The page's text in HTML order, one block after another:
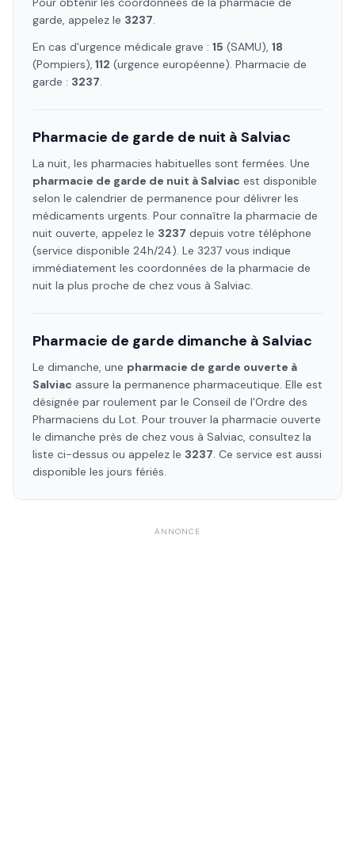
garde, appelez le 3237.
En cas d'urgence médicale grave : 15 (SAMU), 18
(Pompiers), 112 (urgence européenne). Pharmacie de
garde : 3237.
Pharmacie de garde de nuit à Salviac
La nuit, les pharmacies habituelles sont fermées. Une
pharmacie de garde de nuit à Salviac est disponible
selon le calendrier de permanence pour délivrer les
médicaments urgents. Pour connaître la pharmacie de
nuit ouverte, appelez le 3237 depuis votre téléphone
(service disponible 24h/24). Le 3237 vous indique
immédiatement les coordonnées de la pharmacie de
nuit la plus proche de chez vous à Salviac.
Pharmacie de garde dimanche à Salviac
Le dimanche, une pharmacie de garde ouverte à
Salviac assure la permanence pharmaceutique. Elle est
désignée par roulement par le Conseil de l'Ordre des
Pharmaciens du Lot. Pour trouver la pharmacie ouverte
le dimanche près de chez vous à Salviac, consultez la
liste ci-dessus ou appelez le 3237. Ce service est aussi
disponible les jours fériés.
ANNONCE